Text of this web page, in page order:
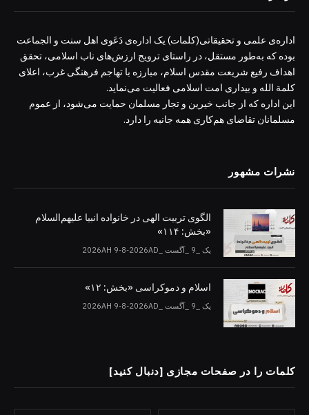
اداره‌ی علمی و تحقیقاتی(کلمات) یک اداره‌ی دَعَوی اهل سنت و الجماعت
بوده که به‌طور مستقل، در راستای ترویج ارزش‌های ناب اسلامی، تحقق
اهداف رفیع شریعت مقدس اسلام، مبارزه با تهاجم فرهنگی غرب، اعلای
کلمة الله و بیداری امت اسلامی فعالیت می‌نماید.
این اداره که از جانب خیرین و تجار مسلمان حمایت می‌شود، از عموم
مسلمانان تقاضای هم‌کاری همه جانبه را دارد.
نشرات مشهور
الگوی تربیت الهی در خانواده انبیا‌‌ علیهم‌السلام
«بخش: ۱۱۴»
یک _9 _آگست _2026AH 9-8-2026AD
اسلام و دموکراسی «بخش: ۱۲»
یک _9 _آگست _2026AH 9-8-2026AD
کلمات را در صفحات مجازی [دنبال کنید]